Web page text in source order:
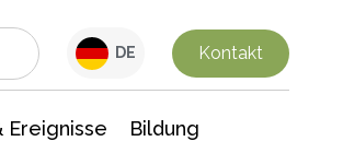
DE Kontakt
Ereignisse Bildung